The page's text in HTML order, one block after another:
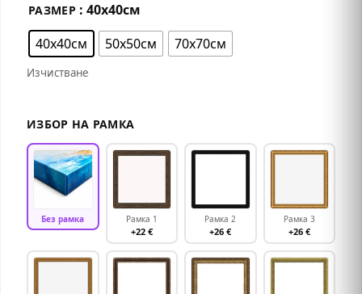
РАЗМЕР : 40х40см
40х40см
50х50см 70х70см
Изчистване
ИЗБОР НА РАМКА
Без рамка Рамка 1
+22 €
Рамка 2
+26 €
Рамка 3
+26 €